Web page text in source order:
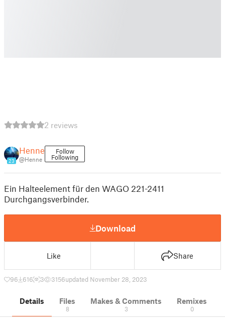
2 reviews
23
Henne
@Henne
Follow
Following
Ein Halteelement für den WAGO 221-2411
Durchgangsverbinder.
Download
Like Share
96 616 3 3156updated November 28, 2023
Details Files
8
Makes & Comments
3
Remixes
0